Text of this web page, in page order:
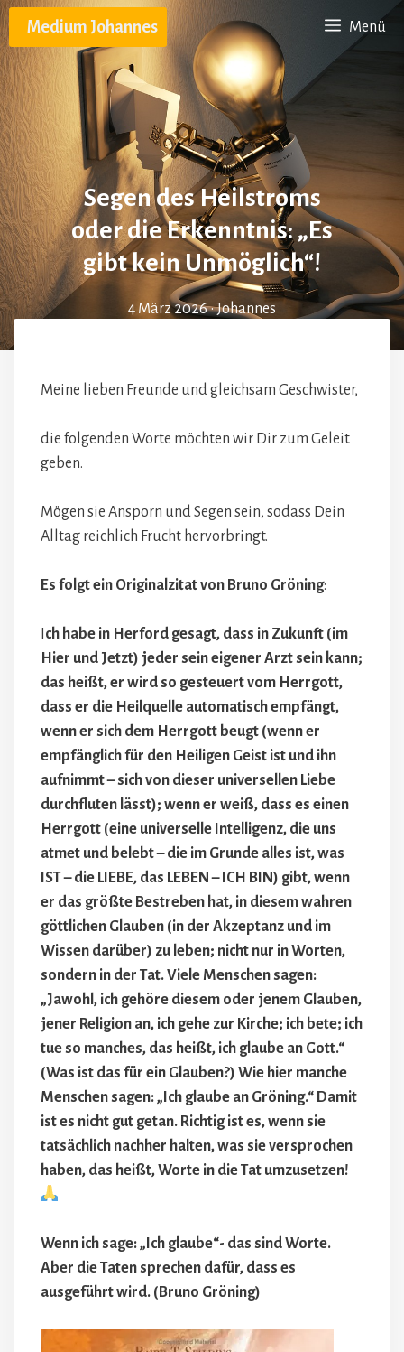
Zum
Inhalt
springen
Medium Johannes Menü
Segen des Heilstroms
oder die Erkenntnis: „Es
gibt kein Unmöglich“!
4 März 2026•Johannes
Meine lieben Freunde und gleichsam Geschwister,
die folgenden Worte möchten wir Dir zum Geleit
geben.
Mögen sie Ansporn und Segen sein, sodass Dein
Alltag reichlich Frucht hervorbringt.
Es folgt ein Originalzitat von Bruno Gröning:
ch habe in Herford gesagt, dass in Zukunft (im
Hier und Jetzt) jeder sein eigener Arzt sein kann;
das heißt, er wird so gesteuert vom Herrgott,
dass er die Heilquelle automatisch empfängt,
wenn er sich dem Herrgott beugt (wenn er
empfänglich für den Heiligen Geist ist und ihn
aufnimmt – sich von dieser universellen Liebe
durchfluten lässt); wenn er weiß, dass es einen
Herrgott (eine universelle Intelligenz, die uns
atmet und belebt – die im Grunde alles ist, was
IST – die LIEBE, das LEBEN – ICH BIN) gibt, wenn
er das größte Bestreben hat, in diesem wahren
göttlichen Glauben (in der Akzeptanz und im
Wissen darüber) zu leben; nicht nur in Worten,
sondern in der Tat. Viele Menschen sagen:
„Jawohl, ich gehöre diesem oder jenem Glauben,
jener Religion an, ich gehe zur Kirche; ich bete; ich
tue so manches, das heißt, ich glaube an Gott.“
(Was ist das für ein Glauben?) Wie hier manche
Menschen sagen: „Ich glaube an Gröning.“ Damit
ist es nicht gut getan. Richtig ist es, wenn sie
tatsächlich nachher halten, was sie versprochen
haben, das heißt, Worte in die Tat umzusetzen!
Wenn ich sage: „Ich glaube“- das sind Worte.
Aber die Taten sprechen dafür, dass es
ausgeführt wird. (Bruno Gröning)